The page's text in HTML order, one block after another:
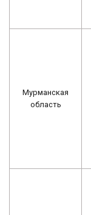
Мурманская
область